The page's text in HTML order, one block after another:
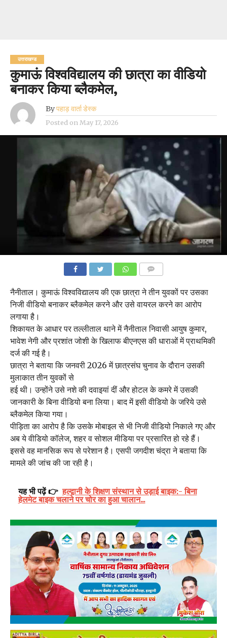
उत्तराखण्ड
कुमाऊं विश्वविद्यालय की छात्रा का वीडियो
बनाकर किया ब्लैकमेल,
Byपहाड़ वार्ता डेस्क
Posted on May 17, 2026
नैनीताल। कुमाऊं विश्वविद्यालय की एक छात्रा ने तीन युवकों पर उसका
निजी वीडियो बनाकर ब्लैकमेल करने और उसे वायरल करने का आरोप
लगाया है।
शिकायत के आधार पर तल्लीताल थाने में नैनीताल निवासी आयुष कुमार,
भावेश नेगी और प्रशांत जोशी के खिलाफ बीएनएस की धाराओं में प्राथमिकी
दर्ज की गई है।
छात्रा ने बताया कि जनवरी 2026 में छात्रसंघ चुनाव के दौरान उसकी
मुलाकात तीन युवकों से
हई थी। उन्होंने उसे नशे की दवाइयां दीं और होटल के कमरे में उसकी
जानकारी के बिना वीडियो बना लिया। बाद में इसी वीडियो के जरिये उसे
ब्लैकमेल किया गया।
पीड़िता का आरोप है कि उसके मोबाइल से भी निजी वीडियो निकाले गए और
अब ये वीडियो कॉलेज, शहर व सोशल मीडिया पर प्रसारित हो रहे हैं।
इससे वह मानसिक रूप से परेशान है। एसपी जगदीश चंद्रा ने बताया कि
मामले की जांच की जा रही है।
यह भी पढ़ें 👉 हल्द्वानी के शिक्षण संस्थान से उड़ाई बाइक:- बिना
हेलमेट बाइक चलाने पर चोर का हुआ चालान...